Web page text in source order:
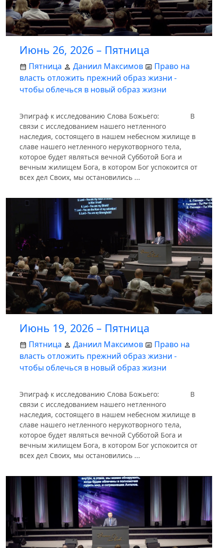
Июнь 26, 2026 – Пятница
Пятница Даниил Максимов
Право на
власть отложить прежний образ жизни -
чтобы облечься в новый образ жизни
Эпиграф к исследованию Слова Божьего: В
связи с исследованием нашего нетленного
наследия, состоящего в нашем небесном жилище в
славе нашего нетленного нерукотворного тела,
которое будет являться вечной Субботой Бога и
вечным жилищем Бога, в котором Бог успокоится от
всех дел Своих, мы остановились ...
Июнь 19, 2026 – Пятница
Пятница Даниил Максимов
Право на
власть отложить прежний образ жизни -
чтобы облечься в новый образ жизни
Эпиграф к исследованию Слова Божьего: В
связи с исследованием нашего нетленного
наследия, состоящего в нашем небесном жилище в
славе нашего нетленного нерукотворного тела,
которое будет являться вечной Субботой Бога и
вечным жилищем Бога, в котором Бог успокоится от
всех дел Своих, мы остановились ...